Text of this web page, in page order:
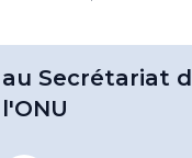
au Secrétariat
l'ONU